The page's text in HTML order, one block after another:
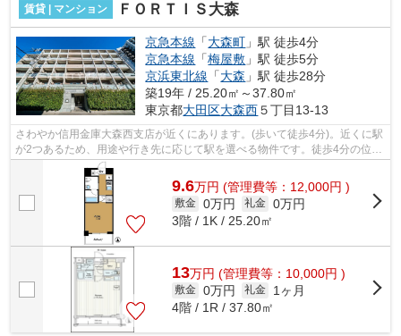
賃貸 | マンション ＦＯＲＴＩＳ大森
京急本線 「大森町 」駅 徒歩4分
京急本線 「梅屋敷 」駅 徒歩5分
京浜東北線 「大森 」駅 徒歩28分
築19年 / 25.20㎡～37.80㎡
東京都大田区大森西５丁目13-13
さわやか信用金庫大森西支店が近くにあります。(歩いて徒歩4分)。近くに駅
が2つあるため、用途や行き先に応じて駅を選べる物件です。徒歩4分の位置
に駅がある物件です。敷地内にゴミ置...
9.6万円 (管理費等：12,000円 )
敷金 0万円 礼金 0万円
3階 / 1K / 25.20㎡
13万円 (管理費等：10,000円 )
敷金 0万円 礼金
1ヶ月
4階 / 1R / 37.80㎡